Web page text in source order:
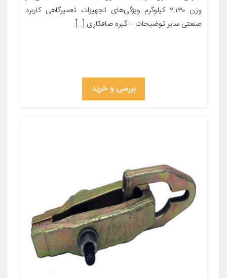
وزن ۲.۱۳۰ کیلوگرم ویژگی‌های تجهیزات تعمیرگاهی کاربرد
صنعتی سایر توضیحات – گیره صافکاری […]
بررسی و خرید